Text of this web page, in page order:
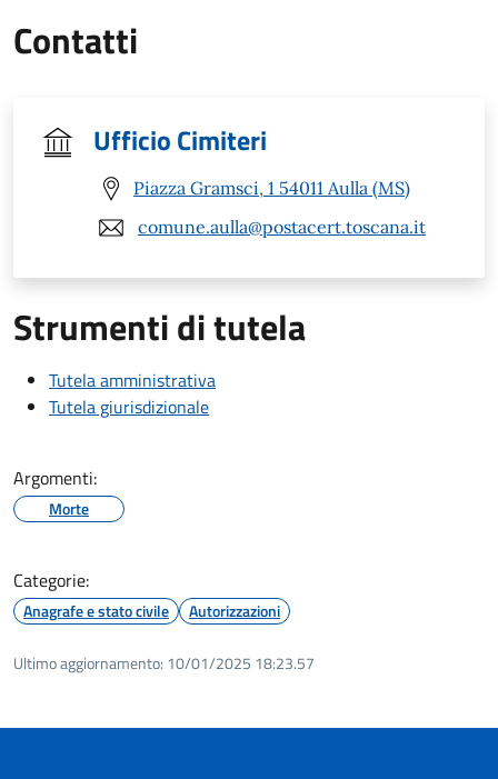
Contatti
Ufficio Cimiteri
Piazza Gramsci, 1 54011 Aulla (MS)
comune.aulla@postacert.toscana.it
Strumenti di tutela
Tutela amministrativa
Tutela giurisdizionale
Argomenti:
Morte
Categorie:
Anagrafe e stato civile Autorizzazioni
Ultimo aggiornamento: 10/01/2025 18:23.57